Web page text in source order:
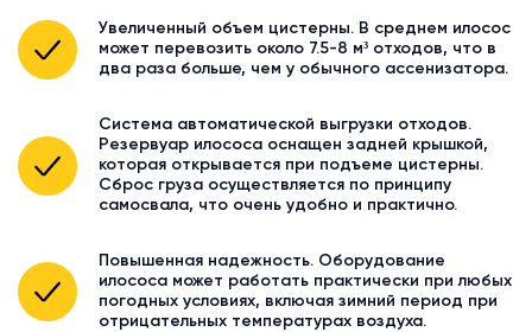
Увеличенный объем цистерны. В среднем илосос
может перевозить около 7.5-8 м³ отходов, что в
два раза больше, чем у обычного ассенизатора.
Система автоматической выгрузки отходов.
Резервуар илососа оснащен задней крышкой,
которая открывается при подъеме цистерны.
Сброс груза осуществляется по принципу
самосвала, что очень удобно и практично.
Повышенная надежность. Оборудование
илососа может работать практически при любых
погодных условиях, включая зимний период при
отрицательных температурах воздуха.